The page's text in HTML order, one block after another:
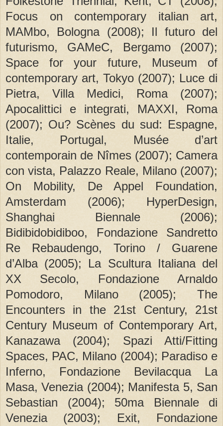
Focus on contemporary italian art,
MAMbo, Bologna (2008); Il futuro del
futurismo, GAMeC, Bergamo (2007);
Space for your future, Museum of
contemporary art, Tokyo (2007); Luce di
Pietra, Villa Medici, Roma (2007);
Apocalittici e integrati, MAXXI, Roma
(2007); Ou? Scènes du sud: Espagne,
Italie, Portugal, Musée d’art
contemporain de Nîmes (2007); Camera
con vista, Palazzo Reale, Milano (2007);
On Mobility, De Appel Foundation,
Amsterdam (2006); HyperDesign,
Shanghai Biennale (2006);
Bidibidobidiboo, Fondazione Sandretto
Re Rebaudengo, Torino / Guarene
d’Alba (2005); La Scultura Italiana del
XX Secolo, Fondazione Arnaldo
Pomodoro, Milano (2005); The
Encounters in the 21st Century, 21st
Century Museum of Contemporary Art,
Kanazawa (2004); Spazi Atti/Fitting
Spaces, PAC, Milano (2004); Paradiso e
Inferno, Fondazione Bevilacqua La
Masa, Venezia (2004); Manifesta 5, San
Sebastian (2004); 50ma Biennale di
Venezia (2003); Exit, Fondazione